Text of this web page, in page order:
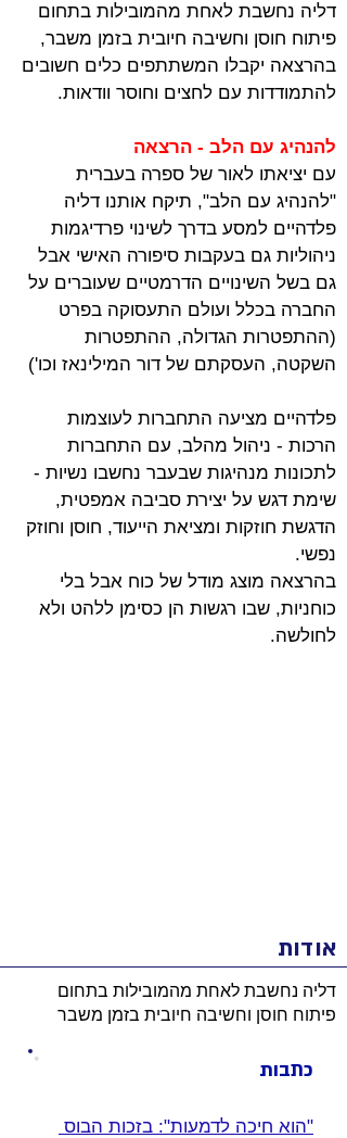
דליה נחשבת לאחת מהמובילות בתחום
פיתוח חוסן וחשיבה חיובית בזמן משבר,
בהרצאה יקבלו המשתתפים כלים חשובים
להתמודדות עם לחצים וחוסר וודאות.
להנהיג עם הלב - הרצאה
עם יציאתו לאור של ספרה בעברית
"להנהיג עם הלב", תיקח אותנו דליה
פלדהיים למסע בדרך לשינוי פרדיגמות
ניהוליות גם בעקבות סיפורה האישי אבל
גם בשל השינויים הדרמטיים שעוברים על
החברה בכלל ועולם התעסוקה בפרט
(ההתפטרות הגדולה, ההתפטרות
השקטה, העסקתם של דור המילינאז וכו')
פלדהיים מציעה התחברות לעוצמות
הרכות - ניהול מהלב, עם התחברות
לתכונות מנהיגות שבעבר נחשבו נשיות -
שימת דגש על יצירת סביבה אמפטית,
הדגשת חוזקות ומציאת הייעוד, חוסן וחוזק
נפשי.
בהרצאה מוצג מודל של כוח אבל בלי
כוחניות, שבו רגשות הן כסימן ללהט ולא
לחולשה.
אודות
דליה נחשבת לאחת מהמובילות בתחום
פיתוח חוסן וחשיבה חיובית בזמן משבר
כתבות
"הוא חיכה לדמעות": בזכות הבוס